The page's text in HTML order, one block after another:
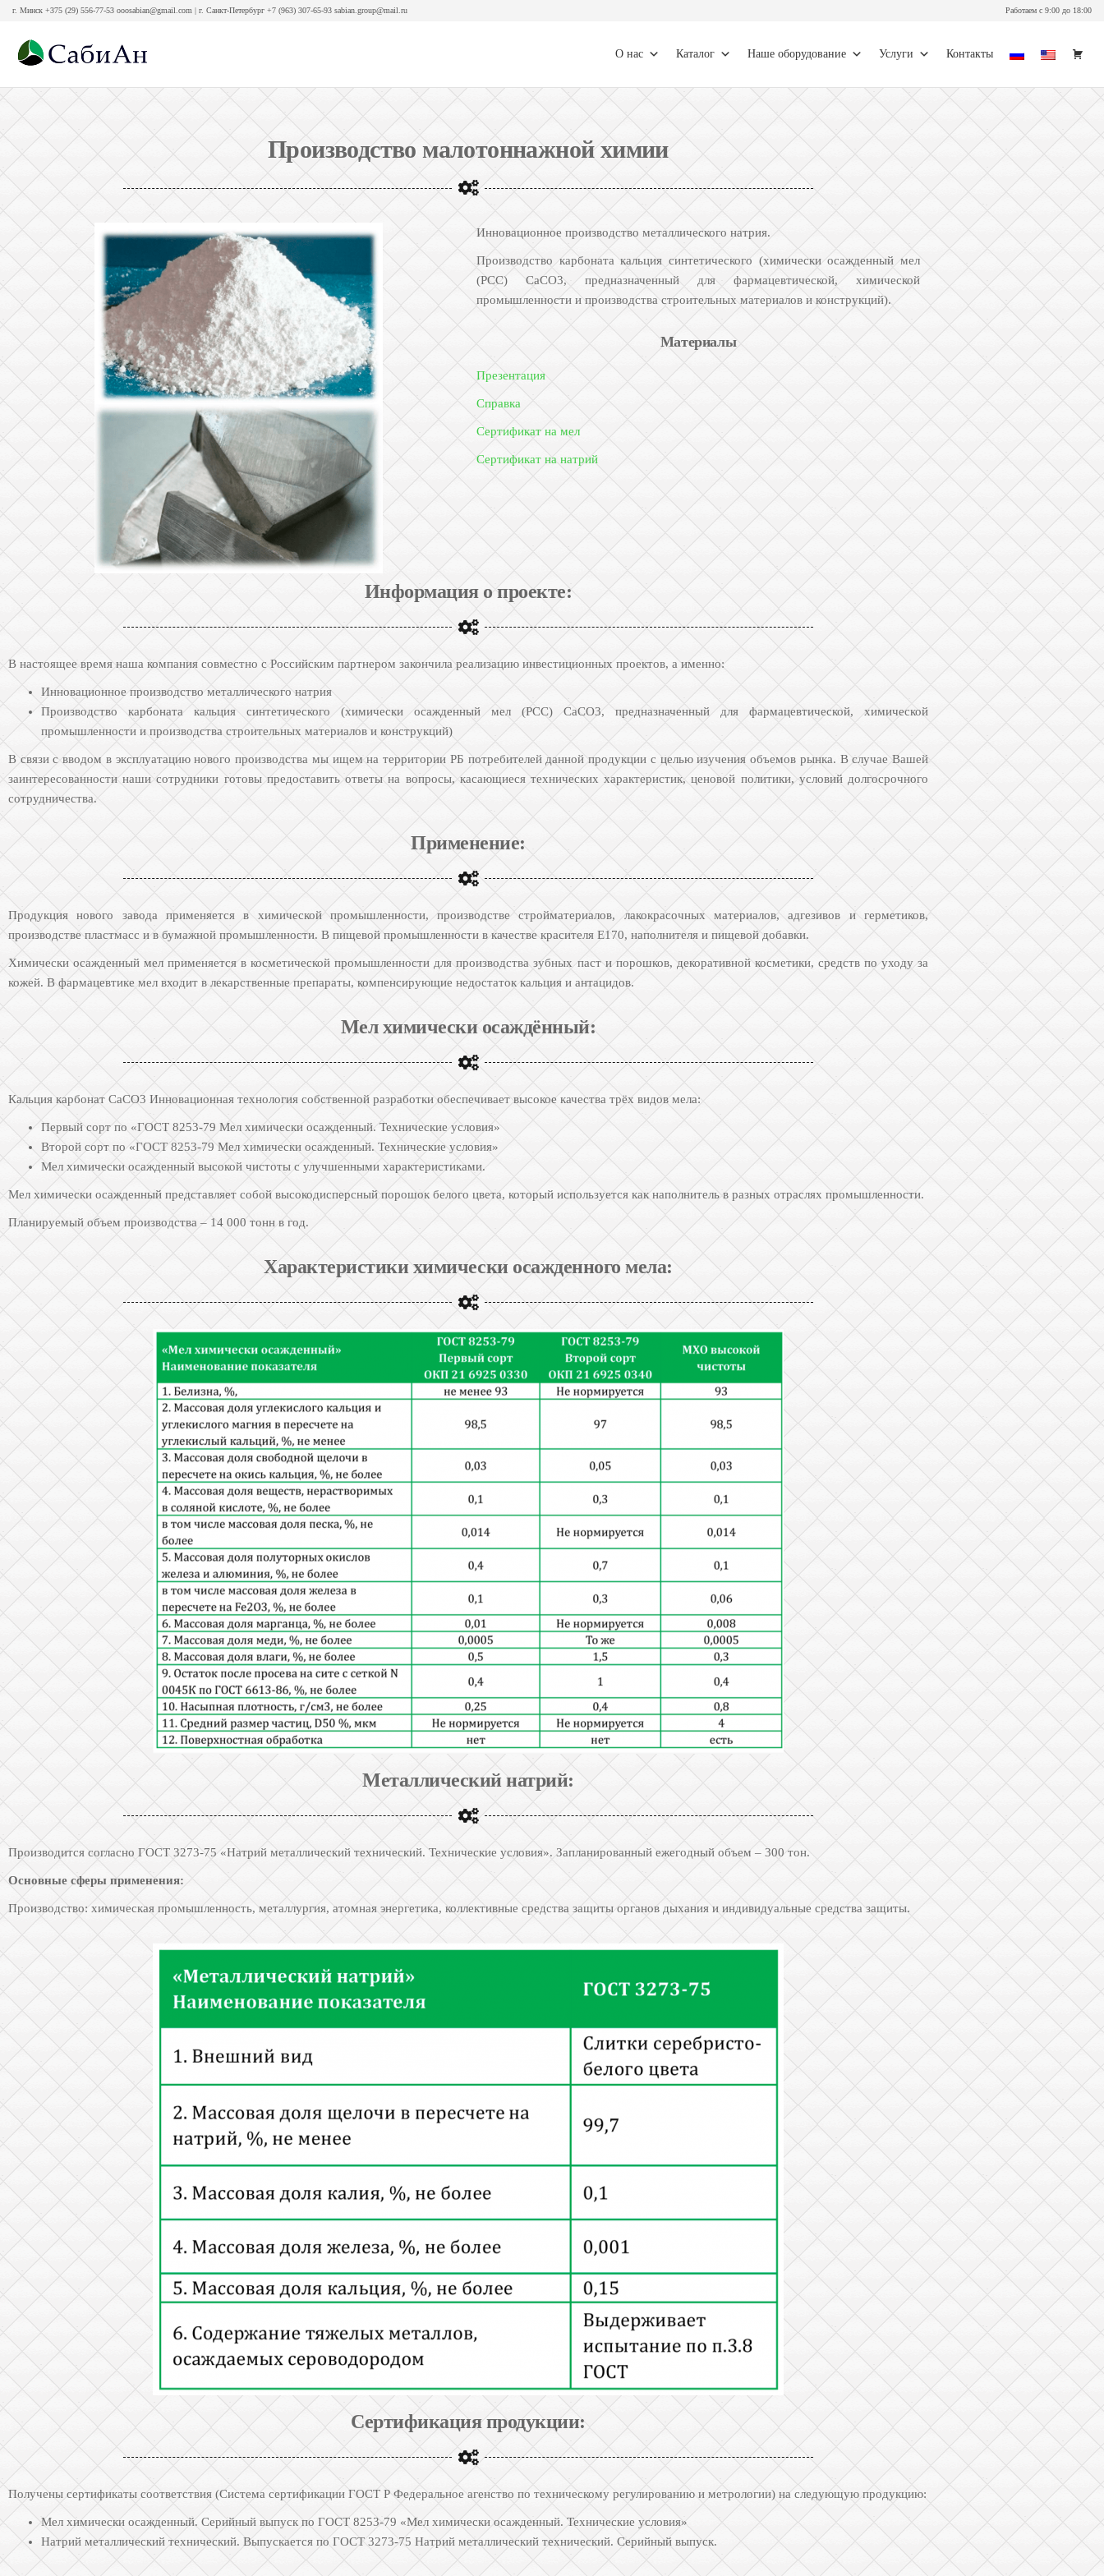
г. Минск +375 (29) 556-77-53 ooosabian@gmail.com | г. Санкт-Петербург +7 (963) 307-65-93 sabian.group@mail.ru Работаем с 9:00 до 18:00
магазин
О нас Каталог Наше оборудование Услуги Контакты
Производство малотоннажной химии
Инновационное производство металлического натрия.
Производство карбоната кальция синтетического (химически осажденный мел
(РСС) СаСО3, предназначенный для фармацевтической, химической
промышленности и производства строительных материалов и конструкций).
Материалы
Презентация
Справка
Сертификат на мел
Сертификат на натрий
Информация о проекте:
В настоящее время наша компания совместно с Российским партнером закончила реализацию инвестиционных проектов, а именно:
Инновационное производство металлического натрия
Производство карбоната кальция синтетического (химически осажденный мел (РСС) СаСО3, предназначенный для фармацевтической, химической
промышленности и производства строительных материалов и конструкций)
В связи с вводом в эксплуатацию нового производства мы ищем на территории РБ потребителей данной продукции с целью изучения объемов рынка. В случае Вашей
заинтересованности наши сотрудники готовы предоставить ответы на вопросы, касающиеся технических характеристик, ценовой политики, условий долгосрочного
сотрудничества.
Применение:
Продукция нового завода применяется в химической промышленности, производстве стройматериалов, лакокрасочных материалов, адгезивов и герметиков,
производстве пластмасс и в бумажной промышленности. В пищевой промышленности в качестве красителя Е170, наполнителя и пищевой добавки.
Химически осажденный мел применяется в косметической промышленности для производства зубных паст и порошков, декоративной косметики, средств по уходу за
кожей. В фармацевтике мел входит в лекарственные препараты, компенсирующие недостаток кальция и антацидов.
Мел химически осаждённый:
Кальция карбонат CaCO3 Инновационная технология собственной разработки обеспечивает высокое качества трёх видов мела:
Первый сорт по «ГОСТ 8253-79 Мел химически осажденный. Технические условия»
Второй сорт по «ГОСТ 8253-79 Мел химически осажденный. Технические условия»
Мел химически осажденный высокой чистоты с улучшенными характеристиками.
Мел химически осажденный представляет собой высокодисперсный порошок белого цвета, который используется как наполнитель в разных отраслях промышленности.
Планируемый объем производства – 14 000 тонн в год.
Характеристики химически осажденного мела:
Металлический натрий:
Производится согласно ГОСТ 3273-75 «Натрий металлический технический. Технические условия». Запланированный ежегодный объем – 300 тон.
Основные сферы применения:
Производство: химическая промышленность, металлургия, атомная энергетика, коллективные средства защиты органов дыхания и индивидуальные средства защиты.
Сертификация продукции:
Получены сертификаты соответствия (Система сертификации ГОСТ Р Федеральное агенство по техническому регулированию и метрологии) на следующую продукцию:
Мел химически осажденный. Серийный выпуск по ГОСТ 8253-79 «Мел химически осажденный. Технические условия»
Натрий металлический технический. Выпускается по ГОСТ 3273-75 Натрий металлический технический. Серийный выпуск.